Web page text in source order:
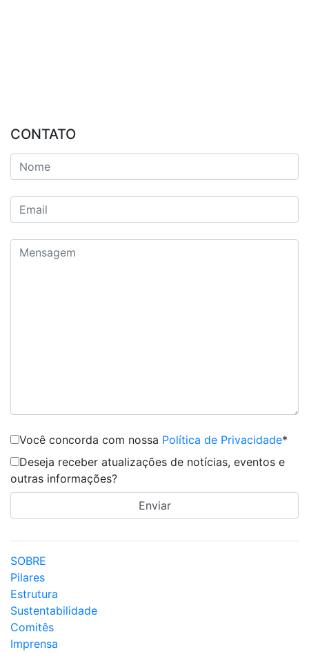
CONTATO
Você concorda com nossa Política de Privacidade*
Deseja receber atualizações de notícias, eventos e
outras informações?
SOBRE
Pilares
Estrutura
Sustentabilidade
Comitês
Imprensa